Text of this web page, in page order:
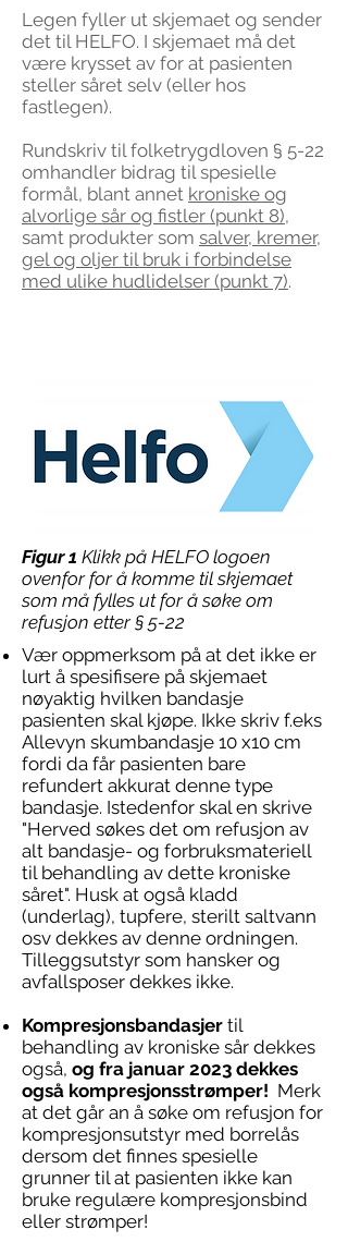
Legen fyller ut skjemaet og sender
det til HELFO. I skjemaet må det
være krysset av for at pasienten
steller såret selv (eller hos
fastlegen).
Rundskriv til folketrygdloven § 5-22
omhandler bidrag til spesielle
formål, blant annet kroniske og
alvorlige sår og fistler (punkt 8),
samt produkter som salver, kremer,
gel og oljer til bruk i forbindelse
med ulike hudlidelser (punkt 7).
Figur 1 Klikk på HELFO logoen
ovenfor for å komme til skjemaet
som må fylles ut for å søke om
refusjon etter § 5-22
Vær oppmerksom på at det ikke er
lurt å spesifisere på skjemaet
nøyaktig hvilken bandasje
pasienten skal kjøpe. Ikke skriv f.eks
Allevyn skumbandasje 10 x10 cm
fordi da får pasienten bare
refundert akkurat denne type
bandasje. Istedenfor skal en skrive
"Herved søkes det om refusjon av
alt bandasje- og forbruksmateriell
til behandling av dette kroniske
såret". Husk at også kladd
(underlag), tupfere, sterilt saltvann
osv dekkes av denne ordningen.
Tilleggsutstyr som hansker og
avfallsposer dekkes ikke.
Kompresjonsbandasjer til
behandling av kroniske sår dekkes
også, og fra januar 2023 dekkes
også kompresjonsstrømper! Merk
at det går an å søke om refusjon for
kompresjonsutstyr med borrelås
dersom det finnes spesielle
grunner til at pasienten ikke kan
bruke regulære kompresjonsbind
eller strømper!